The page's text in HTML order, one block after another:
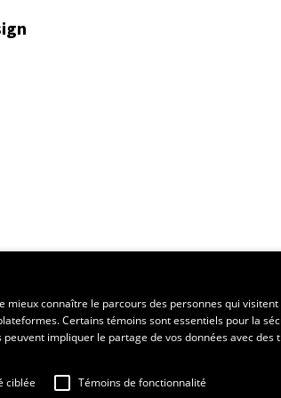
connaître le parcours des personnes qui
Certains témoins sont essentiels pour la
impliquer le partage de vos données avec des
ciblée Témoins de fonctionnalité